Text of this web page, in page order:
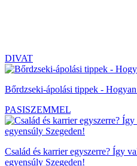
DIVAT
Bőrdzseki-ápolási tippek -
PASISZEMMEL
Család és karrier egyszerre? Így
egyensúly Szegeden!